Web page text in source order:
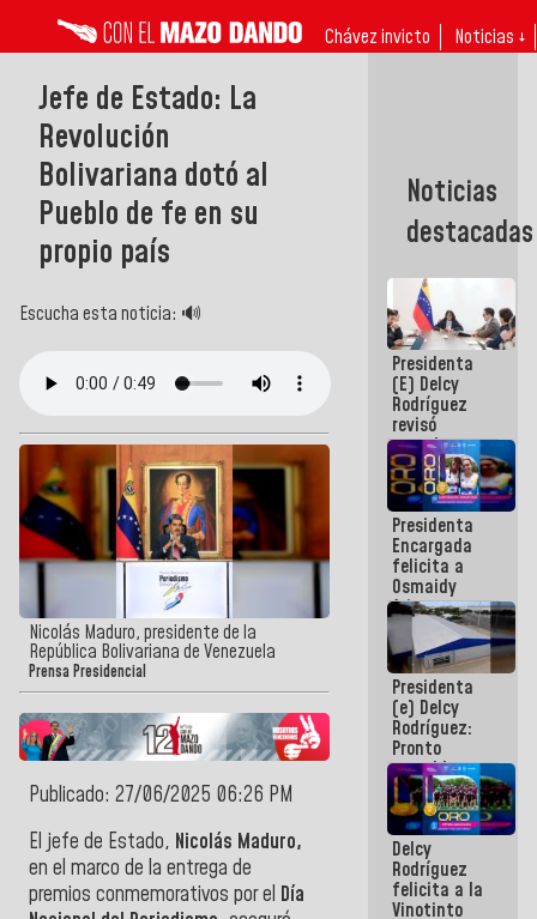
Chávez invicto Noticias ↓
Jefe de Estado: La
Revolución
Bolivariana dotó al
Pueblo de fe en su
propio país
Escucha esta noticia: 🔊
Nicolás Maduro, presidente de la
República Bolivariana de Venezuela
Prensa Presidencial
Publicado: 27/06/2025 06:26 PM
El jefe de Estado, Nicolás Maduro,
en el marco de la entrega de
premios conmemorativos por el Día
Noticias
destacadas
Presidenta
(E) Delcy
Rodríguez
revisó
agenda
económica y
ejecución de
fondos de
emergencia
post-sismos
Presidenta
Encargada
felicita a
Osmaidy
Arias y
Giraly
Marcano por
hacer
historia en
los
Centroamericanos
Presidenta
(e) Delcy
Rodríguez:
Pronto
restableceremos
las
operaciones
en el
Aeropuerto
Internacional
de
Maiquetía
Delcy
Rodríguez
felicita a la
Vinotinto